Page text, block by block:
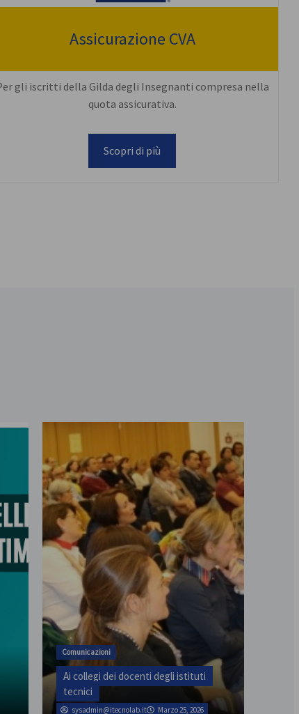
Assicurazione CVA
gli iscritti della Gilda degli Insegnanti compresa nella
quota assicurativa.
Scopri di più
provinciale il 31
Comunicazioni
Ai collegi dei docenti degli istituti
tecnici
sysadmin@itecnolab.it Marzo 25, 2026